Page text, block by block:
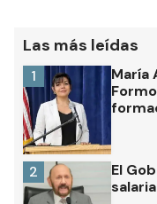
Las más leídas
María
1
El
2